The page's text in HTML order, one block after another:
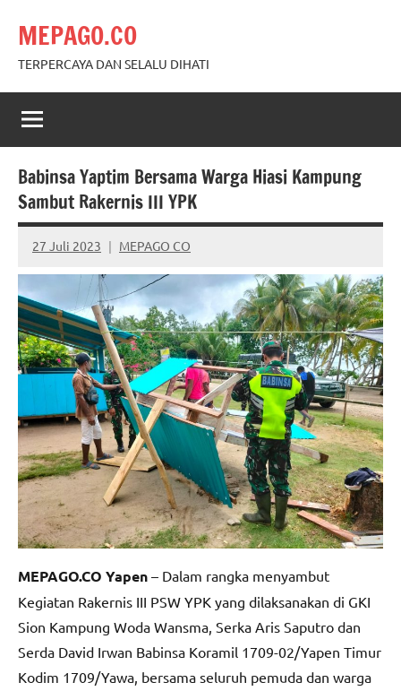
content
MEPAGO.CO
TERPERCAYA DAN SELALU DIHATI
Babinsa Yaptim Bersama Warga Hiasi Kampung
Sambut Rakernis III YPK
27 Juli 2023 MEPAGO CO
No
comments
MEPAGO.CO Yapen – Dalam rangka menyambut
Kegiatan Rakernis III PSW YPK yang dilaksanakan di GKI
Sion Kampung Woda Wansma, Serka Aris Saputro dan
Serda David Irwan Babinsa Koramil 1709-02/Yapen Timur
Kodim 1709/Yawa, bersama seluruh pemuda dan warga